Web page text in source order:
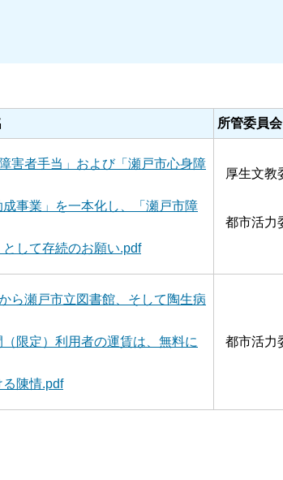
所管委員会
障害者手当」および「瀬戸市心身障
事業」を一本化し、「瀬戸市障
して存続のお願い.pdf
厚生文教
都市活力
ら瀬戸市立図書館、そして陶生病
限定）利用者の運賃は、無料に
陳情.pdf
都市活力